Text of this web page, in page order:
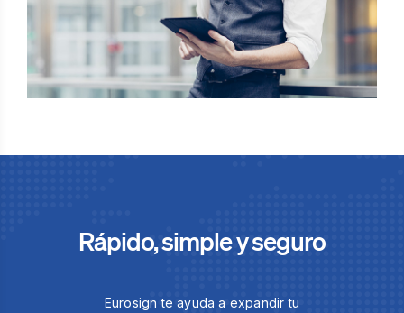
Rápido, simple y seguro
Eurosign te ayuda a expandir tu